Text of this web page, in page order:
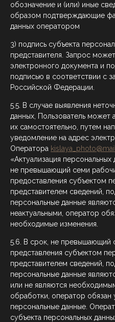
обозначение и (или) иные
образом подтверждающие
данных оператором
3) подпись субъекта
представителя. Запрос
электронного документа и
подписью в соответствии с
Российской Федерации.
5.5. В случае выявления
данных, Пользователь может
их самостоятельно, путем
уведомление на адрес
Оператора
«Актуализация персональных
не превышающий семи
предоставления субъектом
представителем сведений,
персональные данные
неактуальными, оператор
необходимые изменения.
5.6. В срок, не превышающий
представления субъектом
представителем сведений,
персональные данные
или не являются
обработки, оператор обязан
персональные данные.
субъекта персональных